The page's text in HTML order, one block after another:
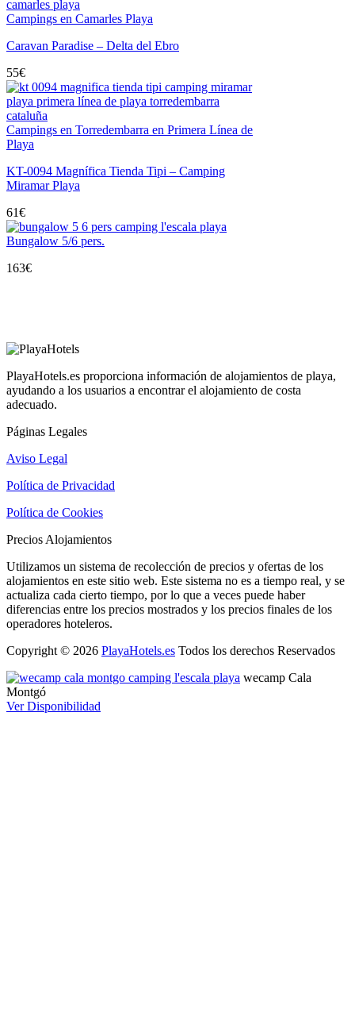
Campings en Camarles Playa
Caravan Paradise – Delta del Ebro
55€
Campings en Torredembarra en Primera Línea de
Playa
KT-0094 Magnífica Tienda Tipi – Camping
Miramar Playa
61€
Bungalow 5/6 pers.
163€
PlayaHotels.es proporciona información de alojamientos de playa,
ayudando a los usuarios a encontrar el alojamiento de costa
adecuado.
Páginas Legales
Aviso Legal
Política de Privacidad
Política de Cookies
Precios Alojamientos
Utilizamos un sistema de recolección de precios y ofertas de los
alojamientos en este sitio web. Este sistema no es a tiempo real, y se
actualiza cada cierto tiempo, por lo que a veces puede haber
diferencias entre los precios mostrados y los precios finales de los
operadores hoteleros.
Copyright © 2026 PlayaHotels.es Todos los derechos Reservados
wecamp Cala
Montgó
Ver Disponibilidad